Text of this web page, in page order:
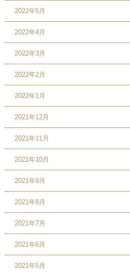
2022年5月
2022年4月
2022年3月
2022年2月
2022年1月
2021年12月
2021年11月
2021年10月
2021年9月
2021年8月
2021年7月
2021年6月
2021年5月